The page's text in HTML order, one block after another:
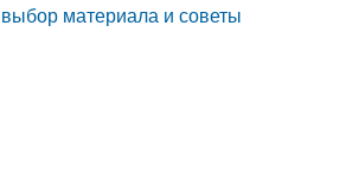
материала и советы